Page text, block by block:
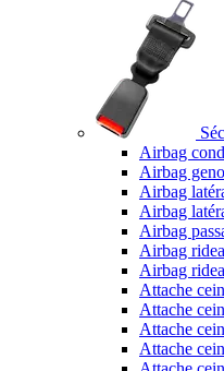
Airbag
Airbag
Airbag
Airbag
Airbag
Airbag
Airbag
Attache
Attache
Attache
Attache